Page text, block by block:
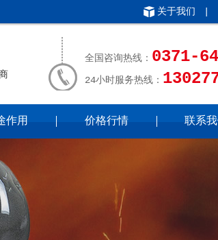
关于我们
全国咨询热线： 0371-
24小时服务热线：
作用 价格行情 联系